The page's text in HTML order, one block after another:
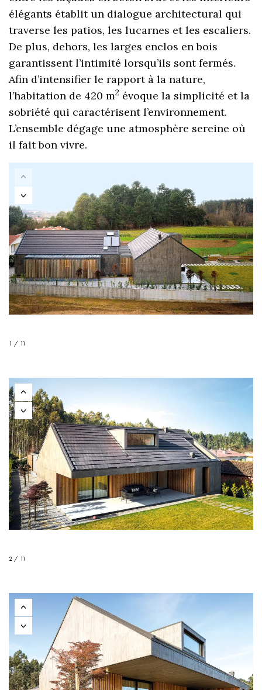
élégants établit un dialogue architectural qui
traverse les patios, les lucarnes et les escaliers.
De plus, dehors, les larges enclos en bois
garantissent l’intimité lorsqu’ils sont fermés.
Afin d’intensifier le rapport à la nature,
l’habitation de 420 m2 évoque la simplicité et la
sobriété qui caractérisent l’environnement.
L’ensemble dégage une atmosphère sereine où
il fait bon vivre.
1 / 11
2 / 11